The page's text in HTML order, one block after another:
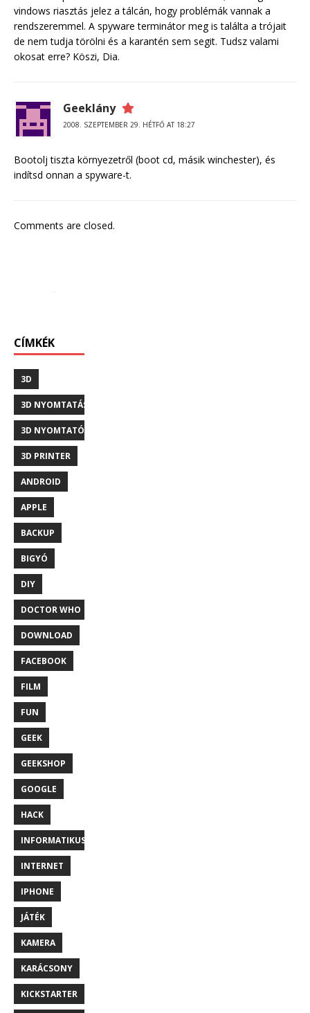
vindows riasztás jelez a tálcán, hogy problémák vannak a
rendszeremmel. A spyware terminátor meg is találta a trójait
de nem tudja törölni és a karantén sem segit. Tudsz valami
okosat erre? Köszi, Dia.
Geeklány
2008. SZEPTEMBER 29. HÉTFŐ AT 18:27
Bootolj tiszta környezetről (boot cd, másik winchester), és
indítsd onnan a spyware-t.
Comments are closed.
CÍMKÉK
3D
3D NYOMTATÁS
3D NYOMTATÓ
3D PRINTER
ANDROID
APPLE
BACKUP
BIGYÓ
DIY
DOCTOR WHO
DOWNLOAD
FACEBOOK
FILM
FUN
GEEK
GEEKSHOP
GOOGLE
HACK
INFORMATIKUS
INTERNET
IPHONE
JÁTÉK
KAMERA
KARÁCSONY
KICKSTARTER